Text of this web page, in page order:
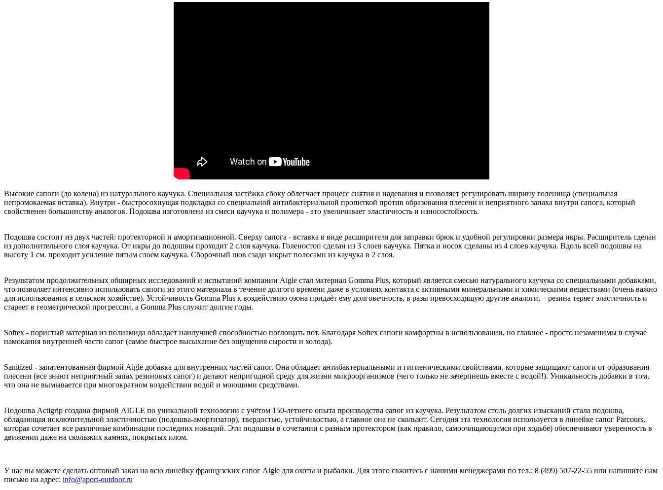
Высокие сапоги (до колена) из натурального каучука. Специальная застёжка сбоку облегчает процесс снятия и надевания и позволяет регулировать ширину голенища (специальная
непромокаемая вставка). Внутри - быстросохнущая подкладка со специальной антибактериальной пропиткой против образования плесени и неприятного запаха внутри сапога, который
свойственен большинству аналогов. Подошва изготовлена из смеси каучука и полимера - это увеличивает эластичность и износостойкость.
Подошва состоит из двух частей: протекторной и амортизационной. Сверху сапога - вставка в виде расширителя для заправки брюк и удобной регулировки размера икры. Расширитель сделан
из дополнительного слоя каучука. От икры до подошвы проходит 2 слоя каучука. Голеностоп сделан из 3 слоев каучука. Пятка и носок сделаны из 4 слоев каучука. Вдоль всей подошвы на
высоту 1 см. проходит усиление пятым слоем каучука. Сборочный шов сзади закрыт полосами из каучука в 2 слоя.
Результатом продолжительных обширных исследований и испытаний компании Aigle стал материал Gomma Plus, который является смесью натурального каучука со специальными добавками,
что позволяет интенсивно использовать сапоги из этого материала в течение долгого времени даже в условиях контакта с активными минеральными и химическими веществами (очень важно
для использования в сельском хозяйстве). Устойчивость Gomma Plus к воздействию озона придаёт ему долговечность, в разы превосходящую другие аналоги, – резина теряет эластичность и
стареет в геометрической прогрессии, а Gomma Plus служит долгие годы.
Softex - пористый материал из полиамида обладает наилучшей способностью поглощать пот. Благодаря Softex сапоги комфортны в использовании, но главное - просто незаменимы в случае
намокания внутренней части сапог (самое быстрое высыхание без ощущения сырости и холода).
Sanitized - запатентованная фирмой Aigle добавка для внутренних частей сапог. Она обладает антибактериальными и гигиеническими свойствами, которые защищают сапоги от образования
плесени (все знают неприятный запах резиновых сапог) и делают непригодной среду для жизни микроорганизмов (чего только не зачерпнешь вместе с водой!). Уникальность добавки в том,
что она не вымывается при многократном воздействии водой и моющими средствами.
Подошва Actigrip создана фирмой AIGLE по уникальной технологии с учётом 150-летнего опыта производства сапог из каучука. Результатом столь долгих изысканий стала подошва,
обладающая исключительной эластичностью (подошва-амортизатор), твердостью, устойчивостью, а главное она не скользит. Сегодня эта технология используется в линейке сапог Parcours,
которая сочетает все различные комбинации последних новаций. Эти подошвы в сочетании с разным протектором (как правило, самоочищающимся при ходьбе) обеспечивают уверенность в
движении даже на скользких камнях, покрытых илом.
У нас вы можете сделать оптовый заказ на всю линейку французских сапог Aigle для охоты и рыбалки. Для этого свжитесь с нашими менеджерами по тел.: 8 (499) 507-22-55 или напишите нам
письмо на адрес: info@aport-outdoor.ru